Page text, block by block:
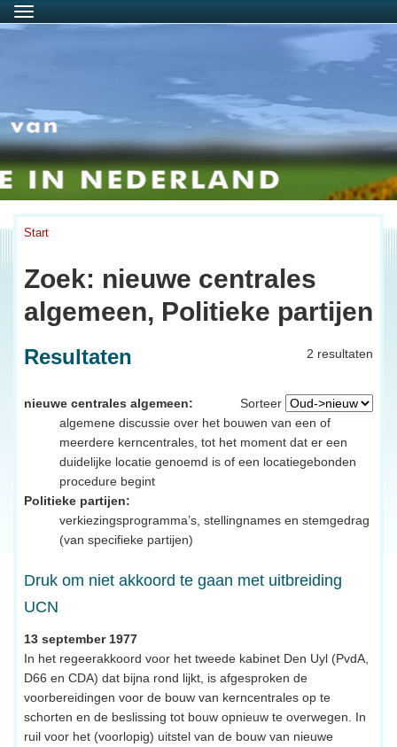
Menu
Start
Zoek: nieuwe centrales
algemeen, Politieke partijen
2 resultaten
Resultaten
Sorteer
nieuwe centrales algemeen:
algemene discussie over het bouwen van een of
meerdere kerncentrales, tot het moment dat er een
duidelijke locatie genoemd is of een locatiegebonden
procedure begint
Politieke partijen:
verkiezingsprogramma’s, stellingnames en stemgedrag
(van specifieke partijen)
Druk om niet akkoord te gaan met uitbreiding
UCN
13 september 1977
In het regeerakkoord voor het tweede kabinet Den Uyl (PvdA,
D66 en CDA) dat bijna rond lijkt, is afgesproken de
voorbereidingen voor de bouw van kerncentrales op te
schorten en de beslissing tot bouw opnieuw te overwegen. In
ruil voor het (voorlopig) uitstel van de bouw van nieuwe